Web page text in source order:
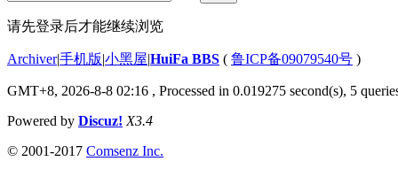
请先登录后才能继续浏览
Archiver|手机版|小黑屋|HuiFa BBS ( 鲁ICP备09079540号 )
GMT+8, 2026-8-8 02:16 , Processed in 0.019275 second(s), 5
Powered by Discuz! X3.4
© 2001-2017 Comsenz Inc.